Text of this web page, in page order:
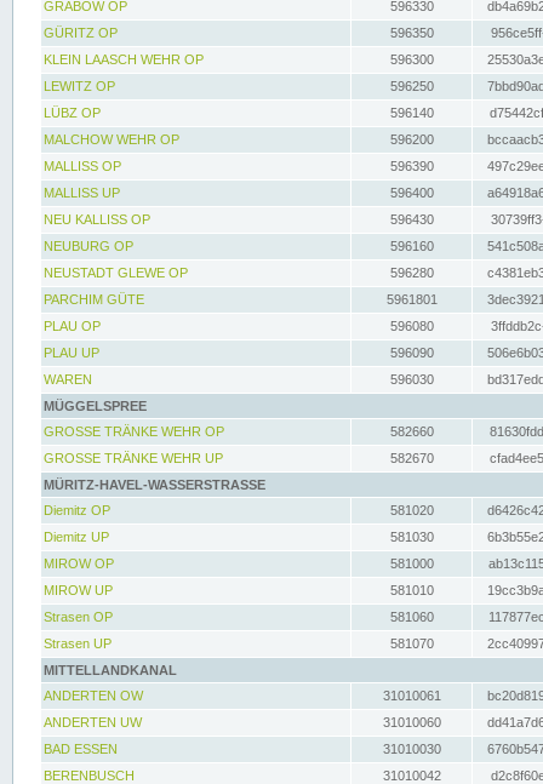
GRABOW OP
596330
GÜRITZ OP
596350
KLEIN LAASCH WEHR OP
596300
LEWITZ OP
596250
LÜBZ OP
596140
MALCHOW WEHR OP
596200
MALLISS OP
596390
MALLISS UP
596400
NEU KALLISS OP
596430
NEUBURG OP
596160
NEUSTADT GLEWE OP
596280
PARCHIM GÜTE
5961801
PLAU OP
596080
PLAU UP
596090
WAREN
596030
MÜGGELSPREE
GROSSE TRÄNKE WEHR OP
582660
GROSSE TRÄNKE WEHR UP
582670
MÜRITZ-HAVEL-WASSERSTRASSE
Diemitz OP
581020
Diemitz UP
581030
MIROW OP
581000
MIROW UP
581010
Strasen OP
581060
Strasen UP
581070
MITTELLANDKANAL
ANDERTEN OW
31010061
ANDERTEN UW
31010060
BAD ESSEN
31010030
BERENBUSCH
31010042